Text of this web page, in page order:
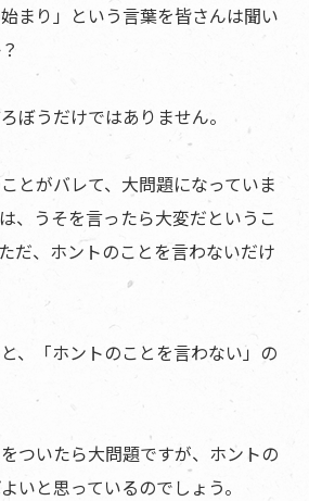
まり」という言葉を皆さんは聞い
ぼうだけではありません。
とがバレて、大問題になっていま
、うそを言ったら大変だというこ
だ、ホントのことを言わないだけ
、「ホントのことを言わない」の
ついたら大問題ですが、ホントの
いと思っているのでしょう。